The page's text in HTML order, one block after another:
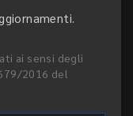
ai sensi degli
2016 del